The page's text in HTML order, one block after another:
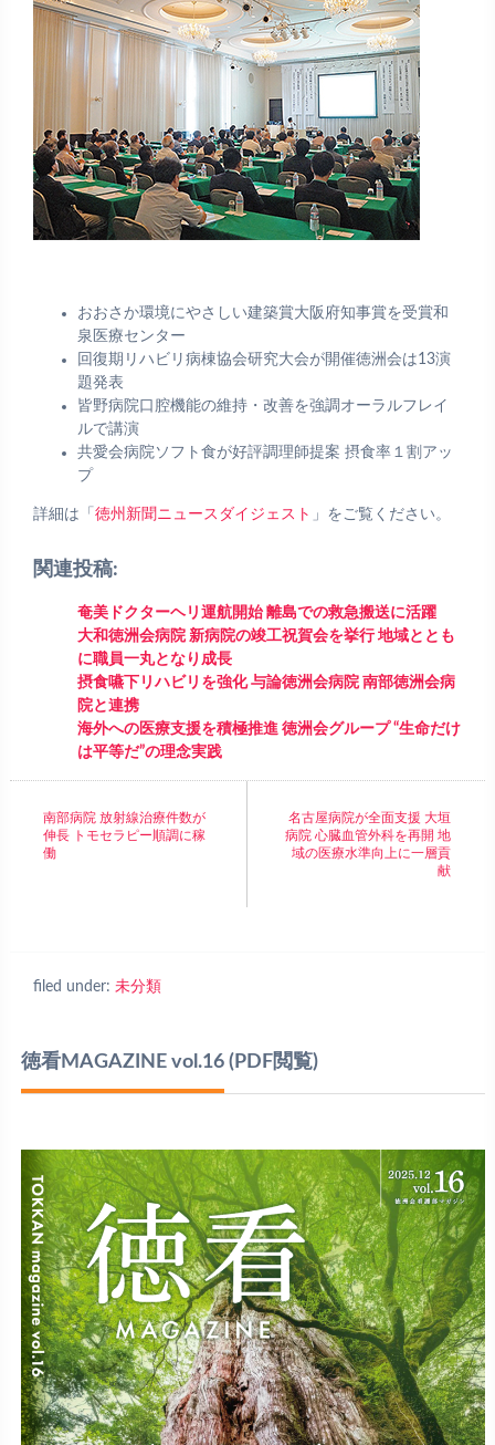
おおさか環境にやさしい建築賞大阪府知事賞を受賞和
泉医療センター
回復期リハビリ病棟協会研究大会が開催徳洲会は13演
題発表
皆野病院口腔機能の維持・改善を強調オーラルフレイ
ルで講演
共愛会病院ソフト食が好評調理師提案 摂食率１割アッ
プ
詳細は「 徳州新聞ニュースダイジェスト 」をご覧ください。
関連投稿:
奄美ドクターヘリ運航開始 離島での救急搬送に活躍
大和徳洲会病院 新病院の竣工祝賀会を挙行 地域ととも
に職員一丸となり成長
摂食嚥下リハビリを強化 与論徳洲会病院 南部徳洲会病
院と連携
海外への医療支援を積極推進 徳洲会グループ “生命だけ
は平等だ”の理念実践
南部病院 放射線治療件数が
伸長 トモセラピー順調に稼
働
名古屋病院が全面支援 大垣
病院 心臓血管外科を再開 地
域の医療水準向上に一層貢
献
filed under: 未分類
徳看MAGAZINE vol.16(PDF閲覧)